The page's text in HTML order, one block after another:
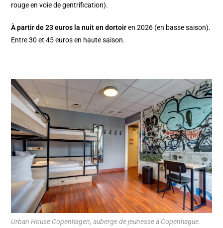
rouge en voie de gentrification).
À partir de 23 euros la nuit en dortoiren 2026 (en basse saison).
Entre 30 et 45 euros en haute saison.
Urban House Copenhagen, auberge de jeunesse à Copenhague.